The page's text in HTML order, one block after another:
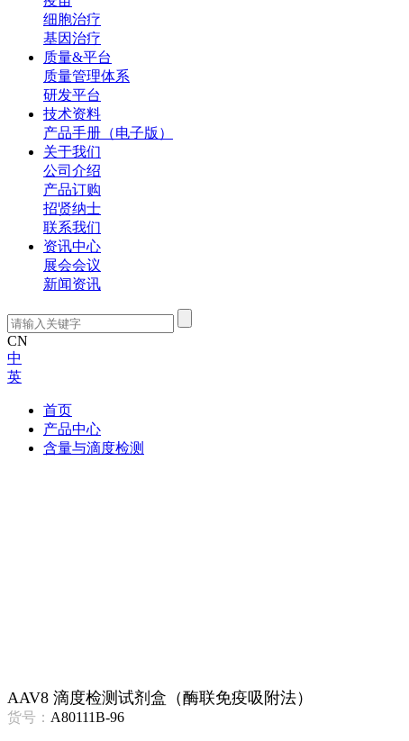
细胞治疗
基因治疗
质量&平台
质量管理体系
研发平台
技术资料
产品手册（电子版）
关于我们
公司介绍
产品订购
招贤纳士
联系我们
资讯中心
展会会议
新闻资讯
CN
中
英
首页
产品中心
含量与滴度检测
AAV8 滴度检测试剂盒（酶联免疫吸附法）
货号： A80111B-96